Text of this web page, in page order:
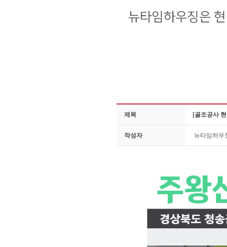
제목 [골조공사
작성자 뉴타임하우